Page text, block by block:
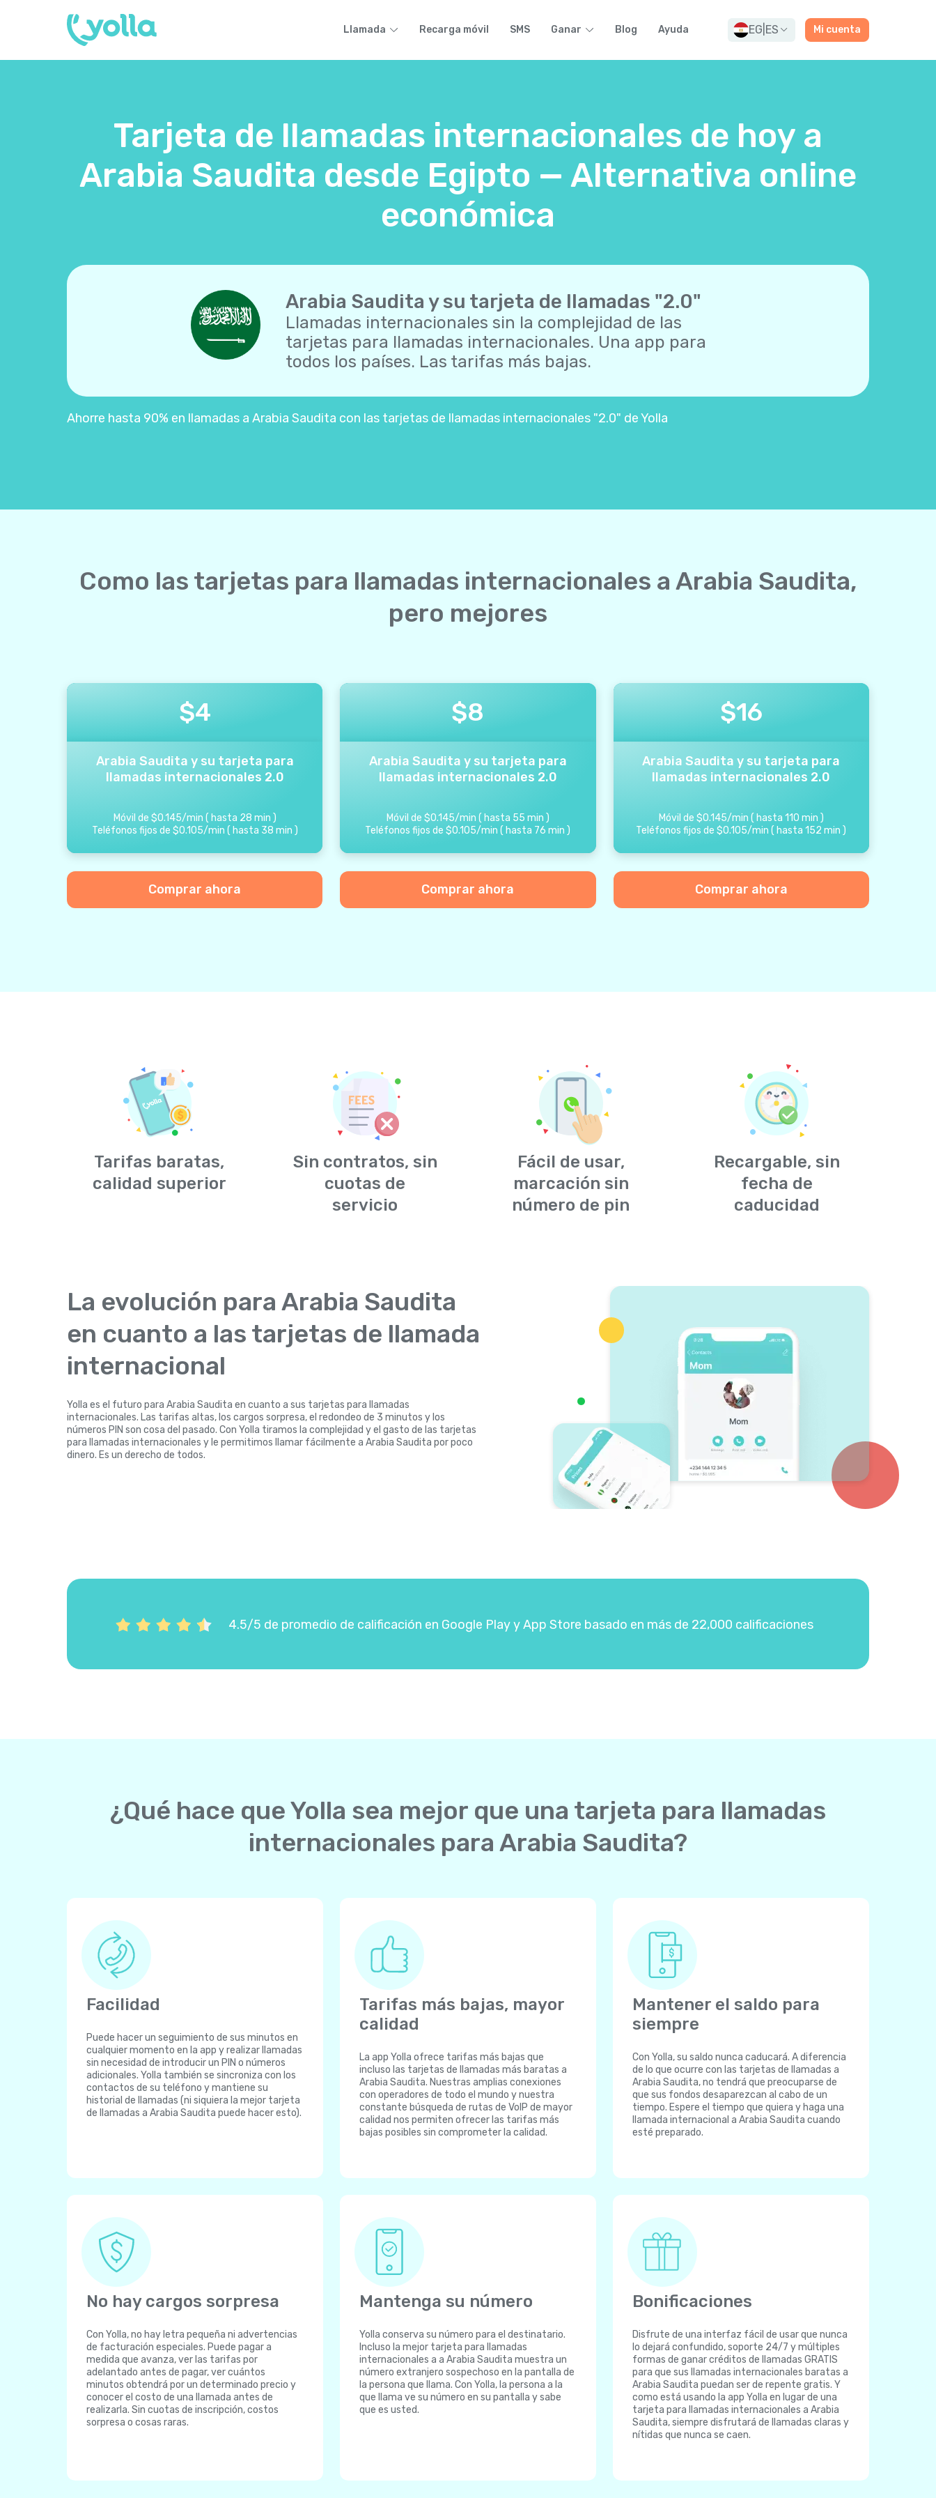
Llamada Recarga móvil SMS Ganar Blog Ayuda EG ES Mi cuenta
Tarjeta de llamadas internacionales de hoy a
Arabia Saudita desde Egipto — Alternativa online
económica
Arabia Saudita y su tarjeta de llamadas "2.0"
Llamadas internacionales sin la complejidad de las
tarjetas para llamadas internacionales. Una app para
todos los países. Las tarifas más bajas.
Ahorre hasta 90% en llamadas a Arabia Saudita con las tarjetas de llamadas internacionales "2.0" de Yolla
Como las tarjetas para llamadas internacionales a Arabia Saudita,
pero mejores
$4
Arabia Saudita y su tarjeta para
llamadas internacionales 2.0
Móvil de $0.145/min ( hasta 28 min )
Teléfonos fijos de $0.105/min ( hasta 38 min )
Comprar ahora
$8
Arabia Saudita y su tarjeta para
llamadas internacionales 2.0
Móvil de $0.145/min ( hasta 55 min )
Teléfonos fijos de $0.105/min ( hasta 76 min )
Comprar ahora
$16
Arabia Saudita y su tarjeta para
llamadas internacionales 2.0
Móvil de $0.145/min ( hasta 110 min )
Teléfonos fijos de $0.105/min ( hasta 152 min )
Comprar ahora
Tarifas baratas,
calidad superior
Sin contratos, sin
cuotas de
servicio
Fácil de usar,
marcación sin
número de pin
Recargable, sin
fecha de
caducidad
La evolución para Arabia Saudita
en cuanto a las tarjetas de llamada
internacional
Yolla es el futuro para Arabia Saudita en cuanto a sus tarjetas para llamadas
internacionales. Las tarifas altas, los cargos sorpresa, el redondeo de 3 minutos y los
números PIN son cosa del pasado. Con Yolla tiramos la complejidad y el gasto de las tarjetas
para llamadas internacionales y le permitimos llamar fácilmente a Arabia Saudita por poco
dinero. Es un derecho de todos.
4.5/5 de promedio de calificación en Google Play y App Store basado en más de 22,000 calificaciones
¿Qué hace que Yolla sea mejor que una tarjeta para llamadas
internacionales para Arabia Saudita?
Facilidad
Puede hacer un seguimiento de sus minutos en
cualquier momento en la app y realizar llamadas
sin necesidad de introducir un PIN o números
adicionales. Yolla también se sincroniza con los
contactos de su teléfono y mantiene su
historial de llamadas (ni siquiera la mejor tarjeta
de llamadas a Arabia Saudita puede hacer esto).
Tarifas más bajas, mayor
calidad
La app Yolla ofrece tarifas más bajas que
incluso las tarjetas de llamadas más baratas a
Arabia Saudita. Nuestras amplias conexiones
con operadores de todo el mundo y nuestra
constante búsqueda de rutas de VoIP de mayor
calidad nos permiten ofrecer las tarifas más
bajas posibles sin comprometer la calidad.
Mantener el saldo para
siempre
Con Yolla, su saldo nunca caducará. A diferencia
de lo que ocurre con las tarjetas de llamadas a
Arabia Saudita, no tendrá que preocuparse de
que sus fondos desaparezcan al cabo de un
tiempo. Espere el tiempo que quiera y haga una
llamada internacional a Arabia Saudita cuando
esté preparado.
No hay cargos sorpresa
Con Yolla, no hay letra pequeña ni advertencias
de facturación especiales. Puede pagar a
medida que avanza, ver las tarifas por
adelantado antes de pagar, ver cuántos
minutos obtendrá por un determinado precio y
conocer el costo de una llamada antes de
realizarla. Sin cuotas de inscripción, costos
sorpresa o cosas raras.
Mantenga su número
Yolla conserva su número para el destinatario.
Incluso la mejor tarjeta para llamadas
internacionales a a Arabia Saudita muestra un
número extranjero sospechoso en la pantalla de
la persona que llama. Con Yolla, la persona a la
que llama ve su número en su pantalla y sabe
que es usted.
Bonificaciones
Disfrute de una interfaz fácil de usar que nunca
lo dejará confundido, soporte 24/7 y múltiples
formas de ganar créditos de llamadas GRATIS
para que sus llamadas internacionales baratas a
Arabia Saudita puedan ser de repente gratis. Y
como está usando la app Yolla en lugar de una
tarjeta para llamadas internacionales a Arabia
Saudita, siempre disfrutará de llamadas claras y
nítidas que nunca se caen.